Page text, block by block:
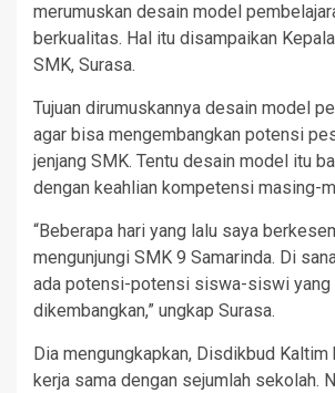
merumuskan desain model
berkualitas. Hal itu disampaikan
SMK, Surasa.
Tujuan dirumuskannya desain model
agar bisa mengembangkan potensi
jenjang SMK. Tentu desain model itu
dengan keahlian kompetensi masing-
“Beberapa hari yang lalu saya
mengunjungi SMK 9 Samarinda. Di
ada potensi-potensi siswa-siswi yang
dikembangkan,” ungkap Surasa.
Dia mengungkapkan, Disdikbud Kaltim
kerja sama dengan sejumlah sekolah.